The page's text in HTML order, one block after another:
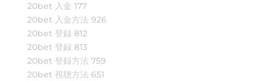
20bet 入金 177
20bet 入金方法 926
20bet 登録 812
20bet 登録 813
20bet 登録方法 759
20bet 視聴方法 651